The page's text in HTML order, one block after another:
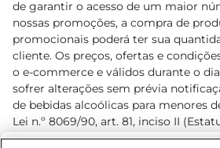
de garantir o acesso de um maior
nossas promoções, a compra de
promocionais poderá ter sua
cliente. Os preços, ofertas e
o e-commerce e válidos durante o
sofrer alterações sem prévia
de bebidas alcoólicas para menores
Lei n.º 8069/90, art. 81, inciso II
Adolescente). Preços e condições